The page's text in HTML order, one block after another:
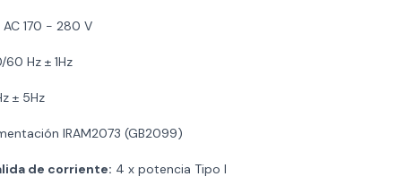
AC 170 - 280 V
60 Hz ± 1Hz
± 5Hz
IRAM2073 (GB2099)
de corriente: 4 x potencia Tipo I